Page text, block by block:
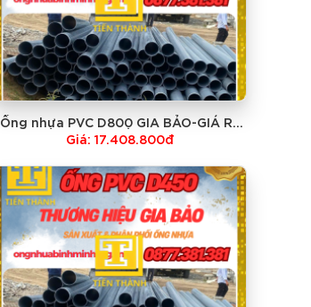
Ống nhựa PVC D800 GIA BẢO-GIÁ RẺ
NHẤT
Giá: 17.408.800đ